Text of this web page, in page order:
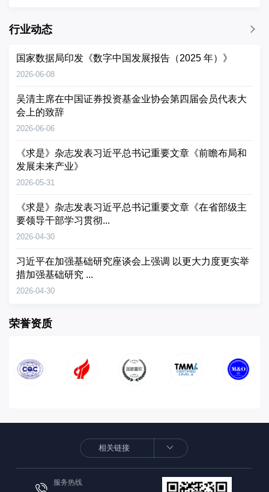
行业动态
国家数据局印发《数字中国发展报告（2025 年）》
2026-06-08
吴清主席在中国证券投资基金业协会第四届会员代表大
会上的致辞
2026-06-06
《求是》杂志发表习近平总书记重要文章《前瞻布局和
发展未来产业》
2026-05-31
《求是》杂志发表习近平总书记重要文章《在省部级主
要领导干部学习贯彻...
2026-04-30
习近平在加强基础研究座谈会上强调 以更大力度更实举
措加强基础研究 ...
2026-04-30
荣誉资质
服务热线